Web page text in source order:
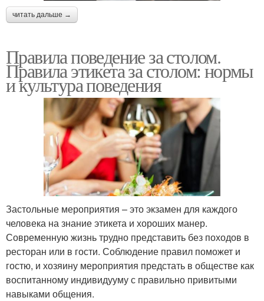
читать дальше →
Правила поведение за столом.
Правила этикета за столом: нормы
и культура поведения
Застольные мероприятия – это экзамен для каждого
человека на знание этикета и хороших манер.
Современную жизнь трудно представить без походов в
ресторан или в гости. Соблюдение правил поможет и
гостю, и хозяину мероприятия предстать в обществе как
воспитанному индивидууму с правильно привитыми
навыками общения.